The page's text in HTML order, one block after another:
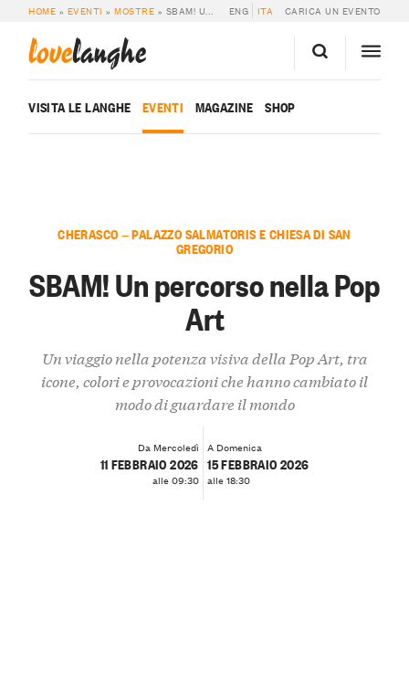
HOME » EVENTI »MOSTRE » SBAM! UN PERCORSO NELLA POP ART ENG ITA CARICA UN EVENTO
lovelanghe
VISITA LE LANGHE EVENTI MAGAZINE SHOP
CHERASCO — PALAZZO SALMATORIS E CHIESA DI SAN
GREGORIO
SBAM! Un percorso nella Pop
Art
Un viaggio nella potenza visiva della Pop Art, tra
icone, colori e provocazioni che hanno cambiato il
modo di guardare il mondo
Da Mercoledì
11 FEBBRAIO 2026
alle 09:30
A Domenica
15 FEBBRAIO 2026
alle 18:30